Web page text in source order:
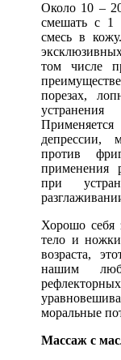
Около 10 –
смешать с 1
смесь в
том числе
порезах,
депрессии,
против
применения
при
Хорошо себя
тело и ножки
возраста,
нашим
моральные
Массаж с